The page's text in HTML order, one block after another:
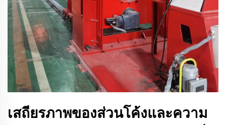
เสถียรภาพของส่วนโค้งและความ